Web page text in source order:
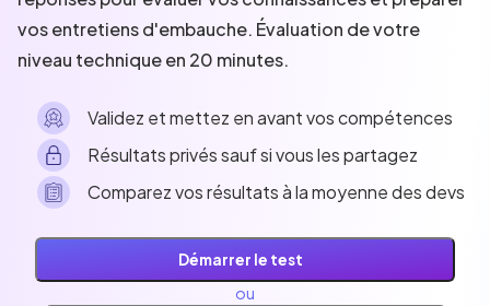
vos entretiens d'embauche. Évaluation de votre
niveau technique en 20 minutes.
Validez et mettez en avant vos compétences
Résultats privés sauf si vous les partagez
Comparez vos résultats à la moyenne des devs
Démarrer le test
ou